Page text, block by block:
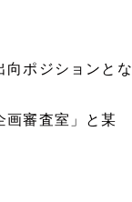
向ポジションとな
審査室」と某